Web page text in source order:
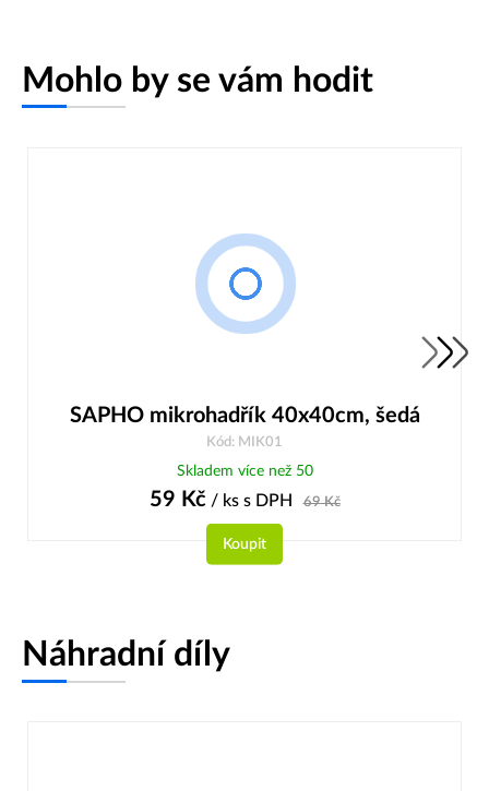
Mohlo by se vám hodit
SAPHO mikrohadřík 40x40cm, šedá
Kód: MIK01
Skladem více než 50
59 Kč/ ks s DPH 69Kč
Koupit
Náhradní díly